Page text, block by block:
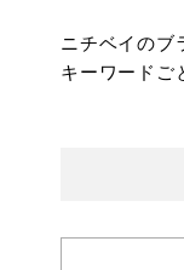
ニチベイのブ
キーワードご